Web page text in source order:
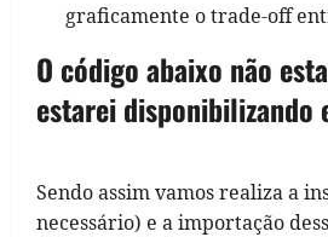
graficamente o trade-off
O código abaixo não
estarei disponibilizando
Sendo assim vamos realiza a
necessário) e a importação